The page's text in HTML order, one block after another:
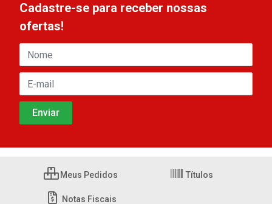
Cadastre-se para receber nossas
ofertas!
Meus Pedidos Títulos
Notas Fiscais